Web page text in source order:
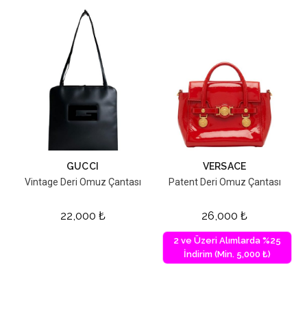
GUCCI
Vintage Deri Omuz Çantası
22,000 ₺
VERSACE
Patent Deri Omuz Çantası
26,000 ₺
2 ve Üzeri Alımlarda %25
İndirim (Min. 5,000 ₺)